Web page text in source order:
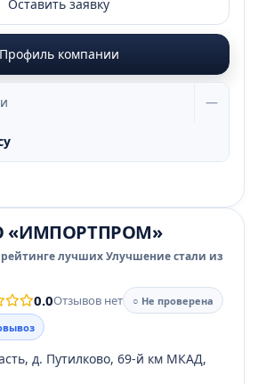
Оставить заявку
Профиль компании
—
«ИМПОРТПРОМ»
лучших Улучшение стали из
0.0Отзывов нет
○ Не проверена
д. Путилково, 69-й км МКАД,